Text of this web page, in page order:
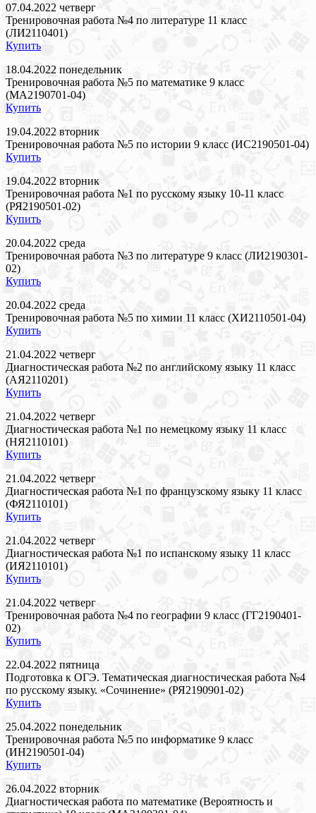
07.04.2022 четверг
Тренировочная работа №4 по литературе 11 класс
(ЛИ2110401)
Купить
18.04.2022 понедельник
Тренировочная работа №5 по математике 9 класс
(МА2190701-04)
Купить
19.04.2022 вторник
Тренировочная работа №5 по истории 9 класс (ИС2190501-04)
Купить
19.04.2022 вторник
Тренировочная работа №1 по русскому языку 10-11 класс
(РЯ2190501-02)
Купить
20.04.2022 среда
Тренировочная работа №3 по литературе 9 класс (ЛИ2190301-
02)
Купить
20.04.2022 среда
Тренировочная работа №5 по химии 11 класс (ХИ2110501-04)
Купить
21.04.2022 четверг
Диагностическая работа №2 по английскому языку 11 класс
(АЯ2110201)
Купить
21.04.2022 четверг
Диагностическая работа №1 по немецкому языку 11 класс
(НЯ2110101)
Купить
21.04.2022 четверг
Диагностическая работа №1 по французскому языку 11 класс
(ФЯ2110101)
Купить
21.04.2022 четверг
Диагностическая работа №1 по испанскому языку 11 класс
(ИЯ2110101)
Купить
21.04.2022 четверг
Тренировочная работа №4 по географии 9 класс (ГГ2190401-
02)
Купить
22.04.2022 пятница
Подготовка к ОГЭ. Тематическая диагностическая работа №4
по русскому языку. «Сочинение» (РЯ2190901-02)
Купить
25.04.2022 понедельник
Тренировочная работа №5 по информатике 9 класс
(ИН2190501-04)
Купить
26.04.2022 вторник
Диагностическая работа по математике (Вероятность и